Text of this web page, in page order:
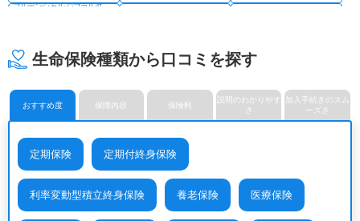
プルデンシャル ジブラルタ
明治安田生命保険相互会社
メットライフ生命保険株式会
メディケア生命保険株式会社
楽天生命保険株式会社
生命保険種類から口コミを探す
おすすめ度 保障内容 保険料
説明のわかりやす
さ
加入手続きのスム
ーズさ
定期保険 定期付終身保険
利率変動型積立終身保険 養老保険 医療保険